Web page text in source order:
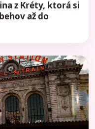
z Kréty, ktorá si
až do